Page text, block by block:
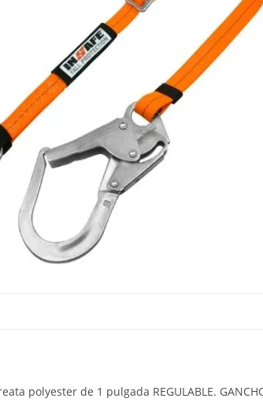
polyester de 1 pulgada REGULABLE.